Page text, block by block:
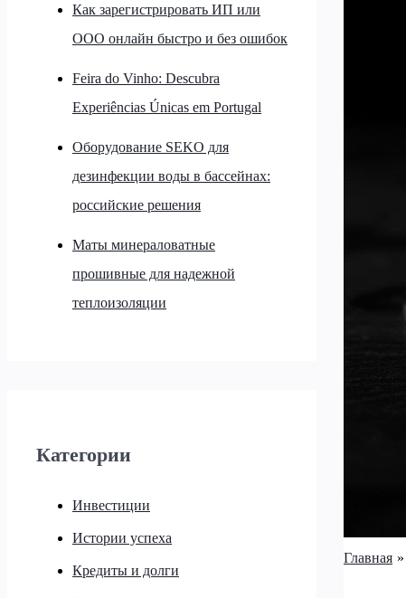
Как зарегистрировать ИП или
ООО онлайн быстро и без ошибок
Feira do Vinho: Descubra
Experiências Únicas em Portugal
Оборудование SEKO для
дезинфекции воды в бассейнах:
российские решения
Маты минераловатные
прошивные для надежной
теплоизоляции
Категории
Инвестиции
Истории успеха
Кредиты и долги
Главная